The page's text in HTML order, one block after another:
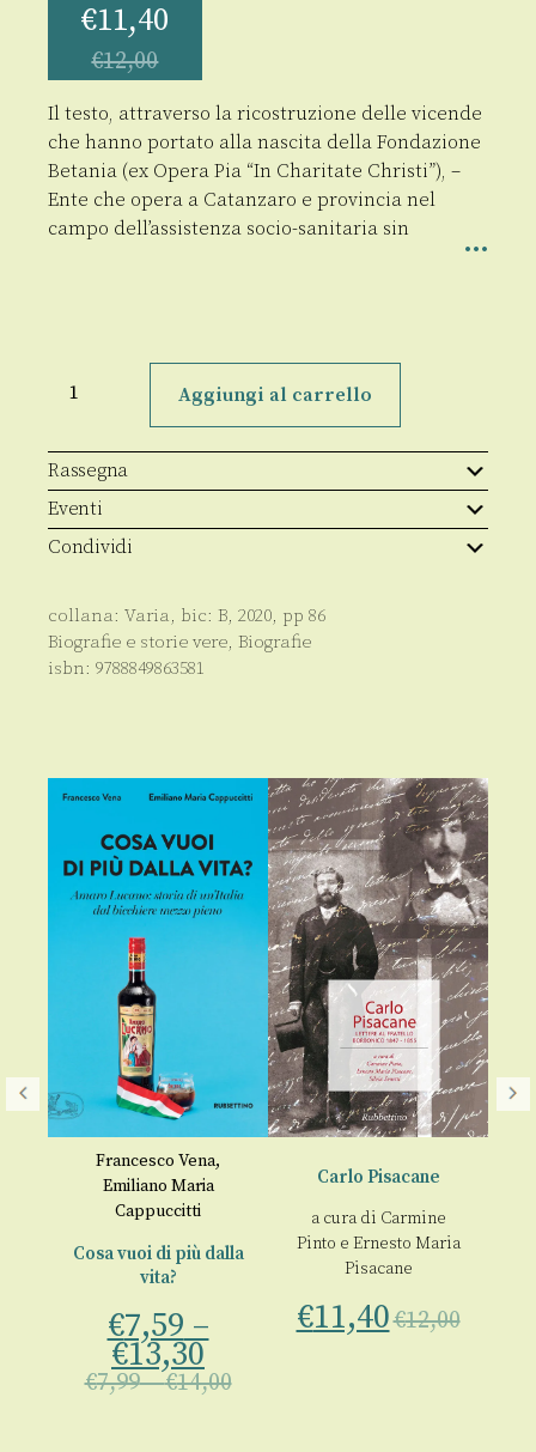
€11,40
€12,00
Il testo, attraverso la ricostruzione delle vicende
che hanno portato alla nascita della Fondazione
Betania (ex Opera Pia “In Charitate Christi”), –
Ente che opera a Catanzaro e provincia nel
campo dell’assistenza socio-sanitaria sin
Prima
Aggiungi al carrello
Rassegna
Eventi
Condividi
collana: Varia, bic: B, 2020, pp 86
Biografie e storie vere, Biografie
isbn: 9788849863581
Francesco Vena,
Emiliano Maria
Cappuccitti
Cosa vuoi di più dalla
vita?
€7,59 –
€13,30
€7,99–€14,00
Carlo Pisacane
a cura di Carmine
Pinto e Ernesto Maria
Pisacane
€11,40€12,00